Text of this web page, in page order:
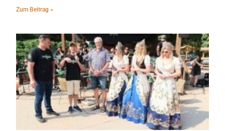
Zum Beitrag »